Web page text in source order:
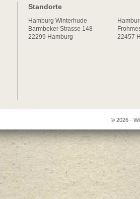
Standorte
Hamburg Winterhude
Barmbeker Strasse 148
22299 Hamburg
22457
© 2026 -